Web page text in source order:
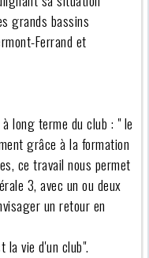
grands bassins
Ferrand et
long terme du club : " le
grâce à la formation
ce travail nous permet
3, avec un ou deux
un retour en
la vie d'un club".